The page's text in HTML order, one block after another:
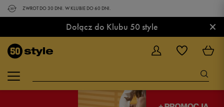
ZWROT DO 30 DNI. W KLUBIE DO 60 DNI.
Dołącz do Klubu 50 style ×